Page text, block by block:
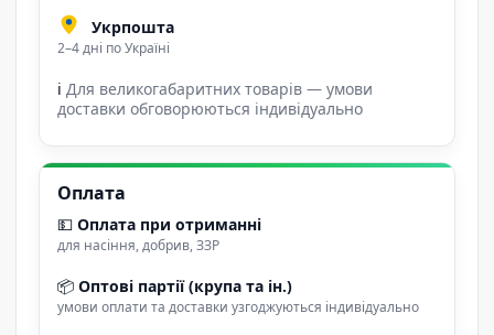
Укрпошта
2–4 дні по Україні
ℹ Для великогабаритних товарів — умови
доставки обговорюються індивідуально
Оплата
💵 Оплата при отриманні
для насіння, добрив, ЗЗР
📦 Оптові партії (крупа та ін.)
умови оплати та доставки узгоджуються індивідуально